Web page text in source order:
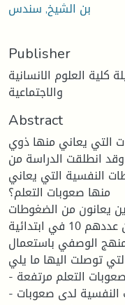
بن الشيخ, سندس
Publisher
العلوم الانسانية
والاجتماعية
Abstract
التي يعاني منها ذوي
انطلقت الدراسة من
النفسية التي يعاني
منها صعوبات التعلم؟
يعانون من الضغوطات
النفسية في فئة صعوبات التعلم فكان عددهم 10 في ابتدائية
الوصفي باستعمال
توصلت اليها ما يلي:
- درجة الضغوطات النفسية لدى ذوي صعوبات التعلم مرتفعة
- لاتوجد فروق في درجة الضغوطات النفسية لدى صعوبات